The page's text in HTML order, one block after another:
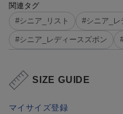
関連タグ
#シニア_リスト
#シニア_レ
#シニア_レディースズボン
SIZE GUIDE
マイサイズ登録